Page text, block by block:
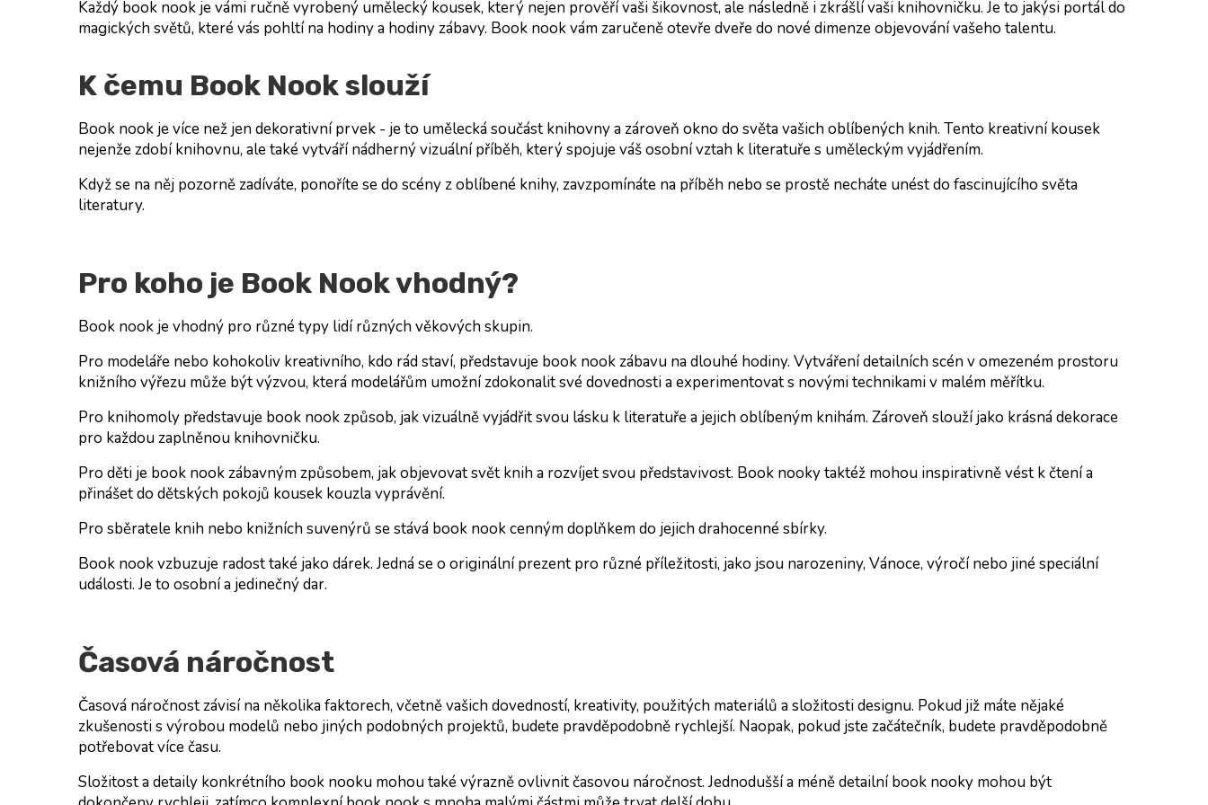
Každý book nook je vámi ručně vyrobený umělecký kousek, který nejen prověří vaši šikovnost, ale následně i zkrášlí vaši knihovničku. Je to jakýsi portál do
magických světů, které vás pohltí na hodiny a hodiny zábavy. Book nook vám zaručeně otevře dveře do nové dimenze objevování vašeho talentu.
K čemu Book Nook slouží
Book nook je více než jen dekorativní prvek - je to umělecká součást knihovny a zároveň okno do světa vašich oblíbených knih. Tento kreativní kousek
nejenže zdobí knihovnu, ale také vytváří nádherný vizuální příběh, který spojuje váš osobní vztah k literatuře s uměleckým vyjádřením.
Když se na něj pozorně zadíváte, ponoříte se do scény z oblíbené knihy, zavzpomínáte na příběh nebo se prostě necháte unést do fascinujícího světa
literatury.
Pro koho je Book Nook vhodný?
Book nook je vhodný pro různé typy lidí různých věkových skupin.
Pro modeláře nebo kohokoliv kreativního, kdo rád staví, představuje book nook zábavu na dlouhé hodiny. Vytváření detailních scén v omezeném prostoru
knižního výřezu může být výzvou, která modelářům umožní zdokonalit své dovednosti a experimentovat s novými technikami v malém měřítku.
Pro knihomoly představuje book nook způsob, jak vizuálně vyjádřit svou lásku k literatuře a jejich oblíbeným knihám. Zároveň slouží jako krásná dekorace
pro každou zaplněnou knihovničku.
Pro děti je book nook zábavným způsobem, jak objevovat svět knih a rozvíjet svou představivost. Book nooky taktéž mohou inspirativně vést k čtení a
přinášet do dětských pokojů kousek kouzla vyprávění.
Pro sběratele knih nebo knižních suvenýrů se stává book nook cenným doplňkem do jejich drahocenné sbírky.
Book nookvzbuzuje radost také jako dárek. Jedná se o originální prezent pro různé příležitosti, jako jsou narozeniny, Vánoce, výročí nebo jiné speciální
události. Je to osobní a jedinečný dar.
Časová náročnost
Časová náročnost závisí na několika faktorech, včetně vašich dovedností, kreativity, použitých materiálů a složitosti designu. Pokud již máte nějaké
zkušenosti s výrobou modelů nebo jiných podobných projektů, budete pravděpodobně rychlejší. Naopak, pokud jste začátečník, budete pravděpodobně
potřebovat více času.
Složitost a detaily konkrétního book nooku mohou také výrazně ovlivnit časovou náročnost. Jednodušší a méně detailní book nooky mohou být